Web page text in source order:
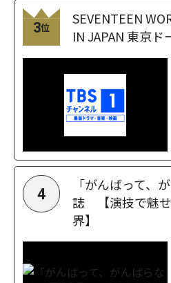
3位
SEVENTEEN
IN JAPAN 東京ド
4
「がんばって、
誌 【演技で魅
界】